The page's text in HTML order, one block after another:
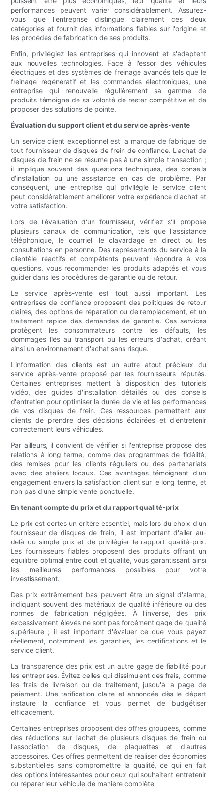
performances peuvent varier considérablement. Assurez-
vous que l'entreprise distingue clairement ces deux
catégories et fournit des informations fiables sur l'origine et
les procédés de fabrication de ses produits.
Enfin, privilégiez les entreprises qui innovent et s'adaptent
aux nouvelles technologies. Face à l'essor des véhicules
électriques et des systèmes de freinage avancés tels que le
freinage régénératif et les commandes électroniques, une
entreprise qui renouvelle régulièrement sa gamme de
produits témoigne de sa volonté de rester compétitive et de
proposer des solutions de pointe.
Évaluation du support client et du service après-vente
Un service client exceptionnel est la marque de fabrique de
tout fournisseur de disques de frein de confiance. L'achat de
disques de frein ne se résume pas à une simple transaction ;
il implique souvent des questions techniques, des conseils
d'installation ou une assistance en cas de problème. Par
conséquent, une entreprise qui privilégie le service client
peut considérablement améliorer votre expérience d'achat et
votre satisfaction.
Lors de l'évaluation d'un fournisseur, vérifiez s'il propose
plusieurs canaux de communication, tels que l'assistance
téléphonique, le courriel, le clavardage en direct ou les
consultations en personne. Des représentants du service à la
clientèle réactifs et compétents peuvent répondre à vos
questions, vous recommander les produits adaptés et vous
guider dans les procédures de garantie ou de retour.
Le service après-vente est tout aussi important. Les
entreprises de confiance proposent des politiques de retour
claires, des options de réparation ou de remplacement, et un
traitement rapide des demandes de garantie. Ces services
protègent les consommateurs contre les défauts, les
dommages liés au transport ou les erreurs d'achat, créant
ainsi un environnement d'achat sans risque.
L'information des clients est un autre atout précieux du
service après-vente proposé par les fournisseurs réputés.
Certaines entreprises mettent à disposition des tutoriels
vidéo, des guides d'installation détaillés ou des conseils
d'entretien pour optimiser la durée de vie et les performances
de vos disques de frein. Ces ressources permettent aux
clients de prendre des décisions éclairées et d'entretenir
correctement leurs véhicules.
Par ailleurs, il convient de vérifier si l'entreprise propose des
relations à long terme, comme des programmes de fidélité,
des remises pour les clients réguliers ou des partenariats
avec des ateliers locaux. Ces avantages témoignent d'un
engagement envers la satisfaction client sur le long terme, et
non pas d'une simple vente ponctuelle.
En tenant compte du prix et du rapport qualité-prix
Le prix est certes un critère essentiel, mais lors du choix d'un
fournisseur de disques de frein, il est important d'aller au-
delà du simple prix et de privilégier le rapport qualité-prix.
Les fournisseurs fiables proposent des produits offrant un
équilibre optimal entre coût et qualité, vous garantissant ainsi
les meilleures performances possibles pour votre
investissement.
Des prix extrêmement bas peuvent être un signal d'alarme,
indiquant souvent des matériaux de qualité inférieure ou des
normes de fabrication négligées. À l'inverse, des prix
excessivement élevés ne sont pas forcément gage de qualité
supérieure ; il est important d'évaluer ce que vous payez
réellement, notamment les garanties, les certifications et le
service client.
La transparence des prix est un autre gage de fiabilité pour
les entreprises. Évitez celles qui dissimulent des frais, comme
les frais de livraison ou de traitement, jusqu'à la page de
paiement. Une tarification claire et annoncée dès le départ
instaure la confiance et vous permet de budgétiser
efficacement.
Certaines entreprises proposent des offres groupées, comme
des réductions sur l'achat de plusieurs disques de frein ou
l'association de disques, de plaquettes et d'autres
accessoires. Ces offres permettent de réaliser des économies
substantielles sans compromettre la qualité, ce qui en fait
des options intéressantes pour ceux qui souhaitent entretenir
ou réparer leur véhicule de manière complète.